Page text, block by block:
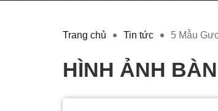
Trang chủ Tin tức 5 Mẫu
HÌNH ẢNH